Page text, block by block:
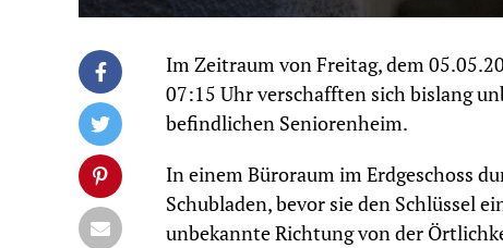
Im Zeitraum von Freitag, dem
07:15 Uhr verschafften sich bislang
befindlichen Seniorenheim.
In einem Büroraum im Erdgeschoss
Schubladen, bevor sie den Schlüssel
unbekannte Richtung von der